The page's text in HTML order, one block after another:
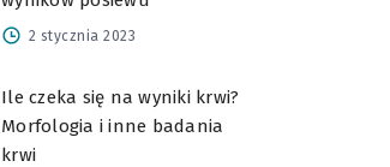
2 stycznia 2023
Ile czeka się na wyniki krwi?
Morfologia i inne badania
krwi